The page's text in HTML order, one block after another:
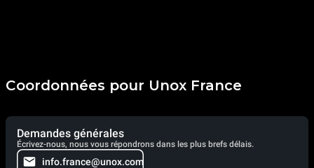
Coordonnées pour Unox France
Demandes générales
Écrivez-nous, nous vous répondrons dans les plus brefs délais.
info.france@unox.com